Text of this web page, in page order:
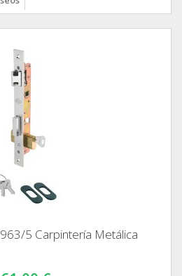
5 Carpintería Metálica